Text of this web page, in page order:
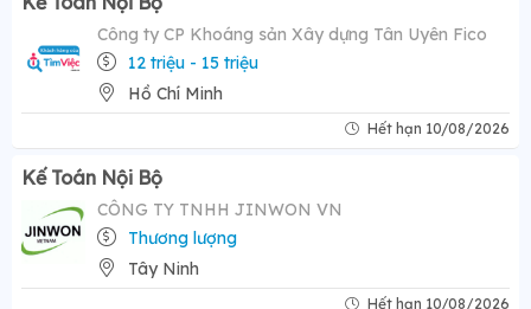
Công ty CP Khoáng sản Xây dựng Tân Uyên Fico
12 triệu - 15 triệu
Hồ Chí Minh
Hết hạn 10/08/2026
Kế Toán Nội Bộ
CÔNG TY TNHH JINWON VN
Thương lượng
Tây Ninh
Hết hạn 10/08/2026